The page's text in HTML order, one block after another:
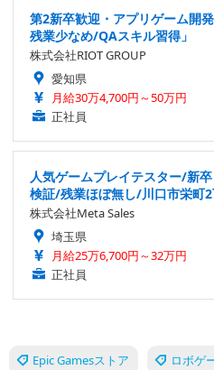
第2新卒歓迎・アプリゲーム開
残業少なめ/QAスキル習得」
株式会社RIOT GROUP
愛知県
月給30万4,700円～50万円
正社員
人気ゲームプレイテスター/新
検証/残業ほぼ無し/川口市栄町2
株式会社Meta Sales
埼玉県
月給25万6,700円～32万円
正社員
Epic Gamesストア ロボゲ